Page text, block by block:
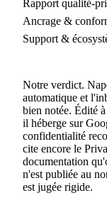
Rapport qualité-
Ancrage &
Support &
Notre verdict.
automatique et
bien notée. Édité
il héberge sur
confidentialité
cite encore le
documentation
n'est publiée au
est jugée rigide.